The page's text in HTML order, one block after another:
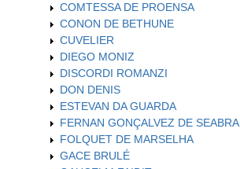
COMTESSA DE PROENSA
CONON DE BETHUNE
CUVELIER
DIEGO MONIZ
DISCORDI ROMANZI
DON DENIS
ESTEVAN DA GUARDA
FERNAN GONÇALVEZ DE SEABRA
FOLQUET DE MARSELHA
GACE BRULÉ